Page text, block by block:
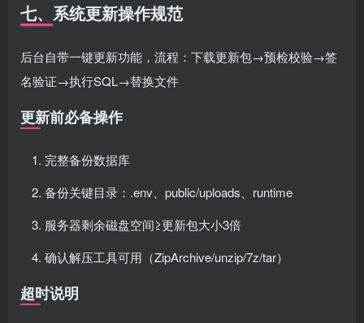
七、系统更新操作规范
后台自带一键更新功能，流程：下载更新包→预检校验→签
名验证→执行SQL→替换文件
更新前必备操作
完整备份数据库
备份关键目录：.env、public/uploads、runtime
服务器剩余磁盘空间≥更新包大小3倍
确认解压工具可用（ZipArchive/unzip/7z/tar）
超时说明